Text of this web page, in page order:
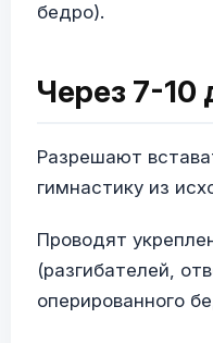
бедро).
Через 7-10
Разрешают
гимнастику из
Проводят
(разгибателей,
оперированного